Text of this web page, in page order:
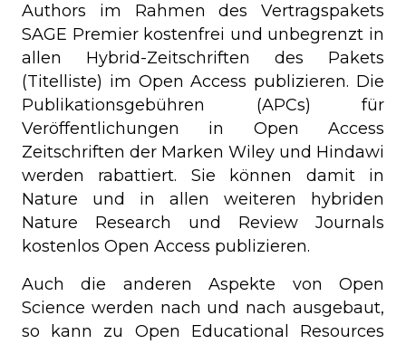
Authors im Rahmen des Vertragspakets
SAGE Premier kostenfrei und unbegrenzt in
allen Hybrid-Zeitschriften des Pakets
(Titelliste) im Open Access publizieren. Die
Publikationsgebühren (APCs) für
Veröffentlichungen in Open Access
Zeitschriften der Marken Wiley und Hindawi
werden rabattiert. Sie können damit in
Nature und in allen weiteren hybriden
Nature Research und Review Journals
kostenlos Open Access publizieren.
Auch die anderen Aspekte von Open
Science werden nach und nach ausgebaut,
so kann zu Open Educational Resources